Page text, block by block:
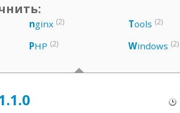
nginx (2)
PHP (2)
Tools (2)
Windows (2)